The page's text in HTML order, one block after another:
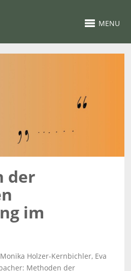
MENU
der
im
Holzer-Kernbichler, Eva
Methoden der